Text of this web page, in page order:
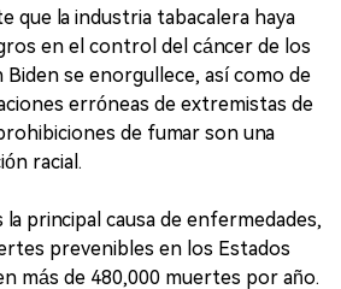
que la industria tabacalera haya
en el control del cáncer de los
Biden se enorgullece, así como de
erróneas de extremistas de
de fumar son una
racial.
la principal causa de enfermedades,
prevenibles en los Estados
más de 480,000 muertes por año.